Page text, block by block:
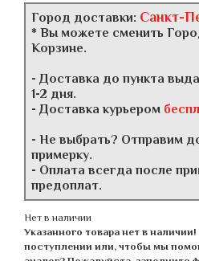
Город доставки: Санкт-
* Вы можете сменить
Корзине.
- Доставка до пункта
1-2 дня.
- Доставка курьером
- Не выбрать? Отправим
примерку.
- Оплата всегда после
предоплат.
Нет в наличии
Указанного товара нет в
поступлении или, чтобы мы